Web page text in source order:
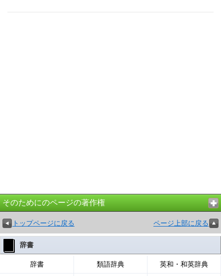
そのためにのページの著作権
トップページに戻る ページ上部に戻る
辞書
辞書 類語辞典 英和・和英辞典